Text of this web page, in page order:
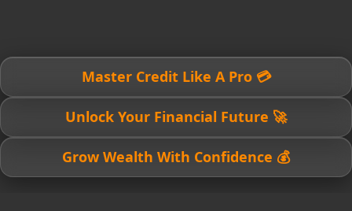
💳 Master Credit Like A Pro
🚀 Unlock Your Financial Future
💰 Grow Wealth With Confidence